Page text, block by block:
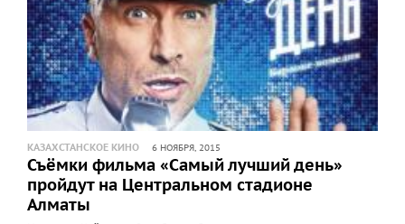
КАЗАХСТАНСКОЕ КИНО 6 НОЯБРЯ, 2015
Съёмки фильма «Самый лучший день»
пройдут на Центральном стадионе
Алматы